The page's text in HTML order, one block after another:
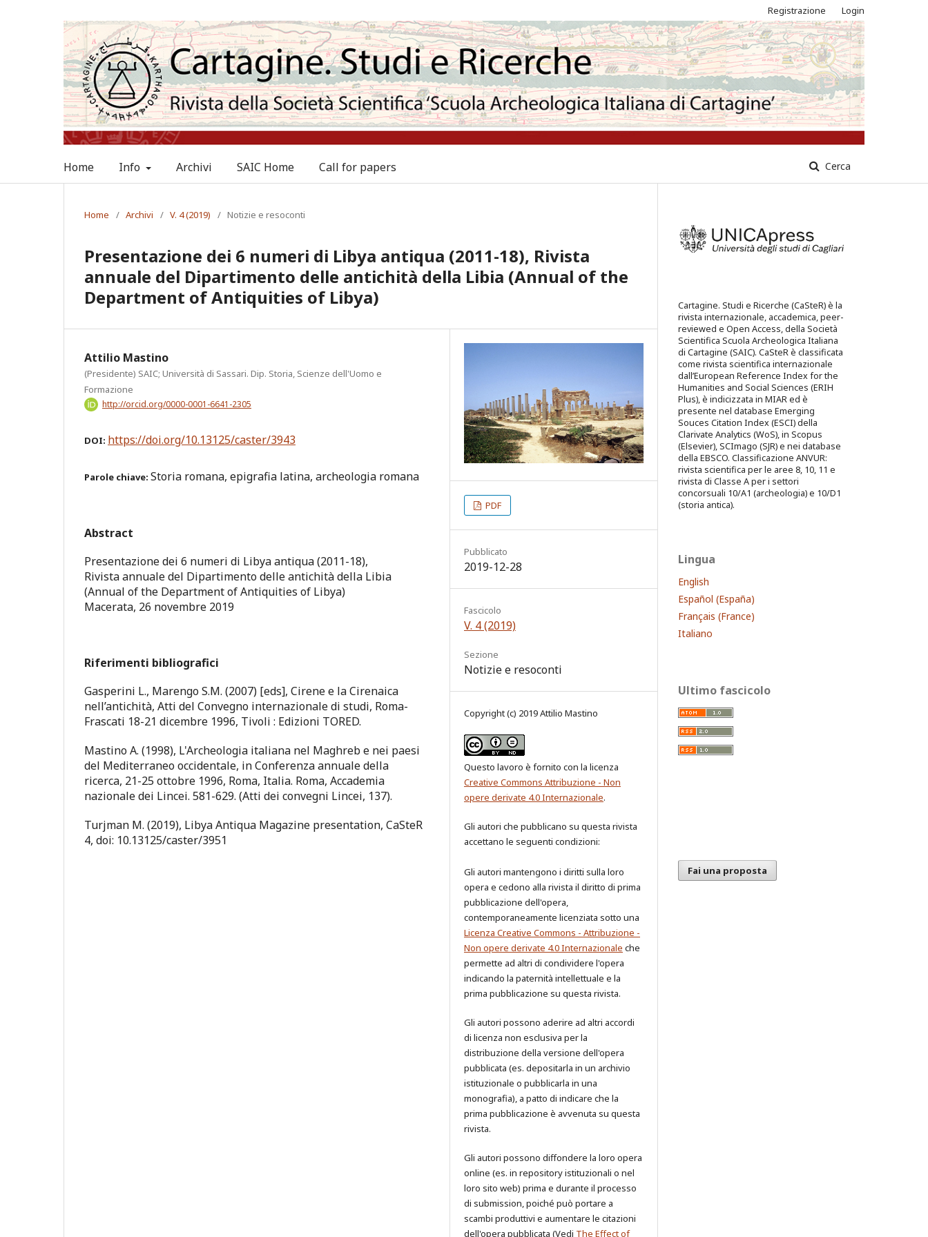
Home Info Archivi SAIC Home Call for papers Cerca
Registrazione Login
Home / Archivi / V. 4 (2019) / Notizie e resoconti
Presentazione dei 6 numeri di Libya antiqua (2011-18), Rivista
annuale del Dipartimento delle antichità della Libia (Annual of the
Department of Antiquities of Libya)
Attilio Mastino
(Presidente) SAIC; Università di Sassari. Dip. Storia, Scienze dell'Uomo e
Formazione
http://orcid.org/0000-0001-6641-2305
DOI: https://doi.org/10.13125/caster/3943
Parole chiave: Storia romana, epigrafia latina, archeologia romana
Abstract
Presentazione dei 6 numeri di Libya antiqua (2011-18),
Rivista annuale del Dipartimento delle antichità della Libia
(Annual of the Department of Antiquities of Libya)
Macerata, 26 novembre 2019
Riferimenti bibliografici
Gasperini L., Marengo S.M. (2007) [eds], Cirene e la Cirenaica
nell’antichità, Atti del Convegno internazionale di studi, Roma-
Frascati 18-21 dicembre 1996, Tivoli : Edizioni TORED.
Mastino A. (1998), L'Archeologia italiana nel Maghreb e nei paesi
del Mediterraneo occidentale, in Conferenza annuale della
ricerca, 21-25 ottobre 1996, Roma, Italia. Roma, Accademia
nazionale dei Lincei. 581-629. (Atti dei convegni Lincei, 137).
Turjman M. (2019), Libya Antiqua Magazine presentation, CaSteR
4, doi: 10.13125/caster/3951
PDF
Pubblicato
2019-12-28
Fascicolo
V. 4 (2019)
Sezione
Notizie e resoconti
Copyright (c) 2019 Attilio Mastino
Questo lavoro è fornito con la licenza
Creative Commons Attribuzione - Non
opere derivate 4.0 Internazionale.
Gli autori che pubblicano su questa rivista
accettano le seguenti condizioni:
Gli autori mantengono i diritti sulla loro
opera e cedono alla rivista il diritto di prima
pubblicazione dell'opera,
contemporaneamente licenziata sotto una
Licenza Creative Commons - Attribuzione -
Non opere derivate 4.0 Internazionale che
permette ad altri di condividere l'opera
indicando la paternità intellettuale e la
prima pubblicazione su questa rivista.
Gli autori possono aderire ad altri accordi
di licenza non esclusiva per la
distribuzione della versione dell'opera
pubblicata (es. depositarla in un archivio
istituzionale o pubblicarla in una
monografia), a patto di indicare che la
prima pubblicazione è avvenuta su questa
rivista.
Gli autori possono diffondere la loro opera
online (es. in repository istituzionali o nel
loro sito web) prima e durante il processo
di submission, poiché può portare a
scambi produttivi e aumentare le citazioni
dell'opera pubblicata (Vedi The Effect of
Cartagine. Studi e Ricerche (CaSteR) è la
rivista internazionale, accademica, peer-
reviewed e Open Access, della Società
Scientifica Scuola Archeologica Italiana
di Cartagine (SAIC). CaSteR è classificata
come rivista scientifica internazionale
dall’European Reference Index for the
Humanities and Social Sciences (ERIH
Plus), è indicizzata in MIAR ed è
presente nel database Emerging
Souces Citation Index (ESCI) della
Clarivate Analytics (WoS), in Scopus
(Elsevier), SCImago (SJR) e nei database
della EBSCO. Classificazione ANVUR:
rivista scientifica per le aree 8, 10, 11 e
rivista di Classe A per i settori
concorsuali 10/A1 (archeologia) e 10/D1
(storia antica).
Lingua
English
Español (España)
Français (France)
Italiano
Ultimo fascicolo
Fai una proposta